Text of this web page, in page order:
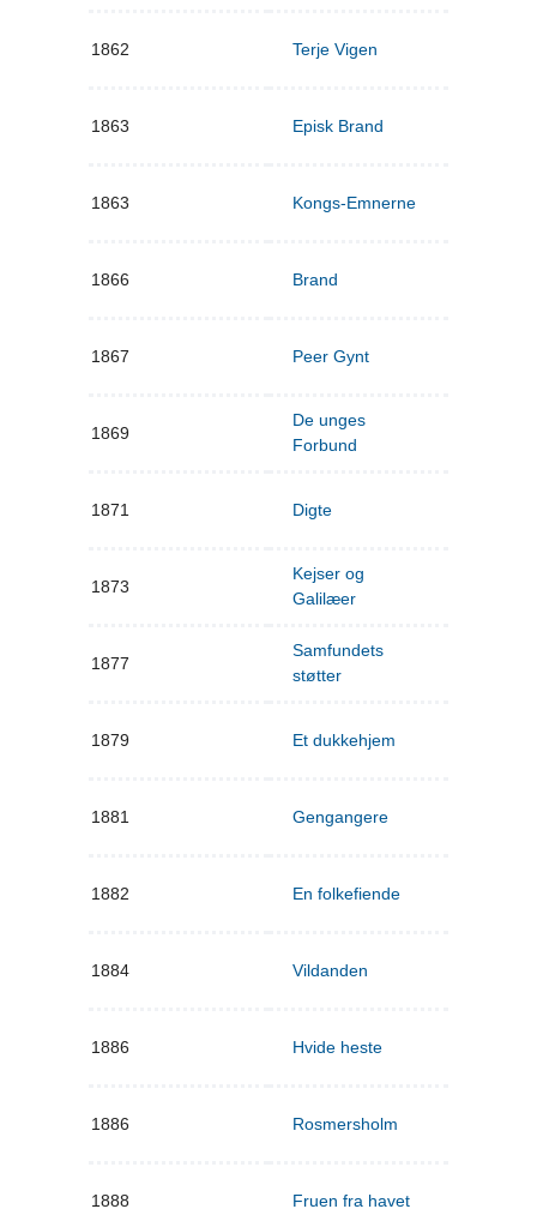
1862 Terje Vigen
1863 Episk Brand
1863 Kongs-Emnerne
1866 Brand
1867 Peer Gynt
1869
De unges
Forbund
1871 Digte
1873
Kejser og
Galilæer
1877
Samfundets
støtter
1879 Et dukkehjem
1881 Gengangere
1882 En folkefiende
1884 Vildanden
1886 Hvide heste
1886 Rosmersholm
1888 Fruen fra havet